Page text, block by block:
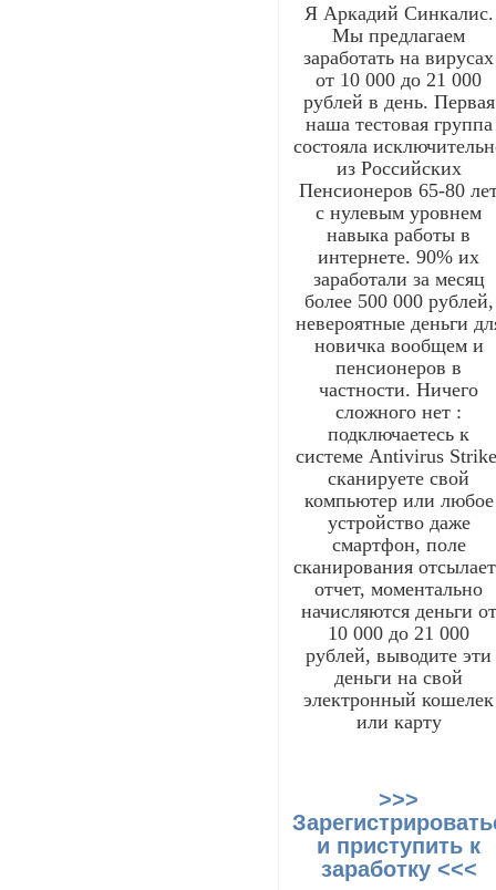
Я Аркадий Синкалис.
Мы предлагаем
заработать на вирусах
от 10 000 до 21 000
рублей в день. Первая
наша тестовая группа
состояла
из Российских
Пенсионеров 65-80
с нулевым уровнем
навыка работы в
интернете. 90% их
заработали за месяц
более 500 000 рублей,
невероятные деньги
новичка вообщем и
пенсионеров в
частности. Ничего
сложного нет :
подключаетесь к
системе Antivirus
сканируете свой
компьютер или любое
устройство даже
смартфон, поле
сканирования
отчет, моментально
начисляются деньги от
10 000 до 21 000
рублей, выводите эти
деньги на свой
электронный кошелек
или карту
>>>
и приступить к
заработку <<<